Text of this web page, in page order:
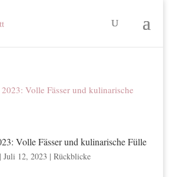
Volle Fässer und kulinarische Fülle
Juli 12, 2023 | Rückblicke